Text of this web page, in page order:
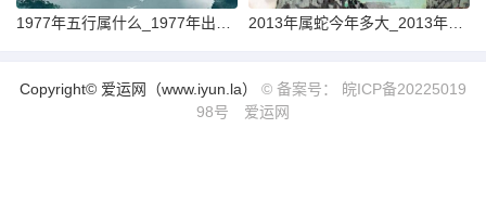
Copyright© 爱运网（www.iyun.la） © 备案号： 皖ICP备20225019
98号
爱运网